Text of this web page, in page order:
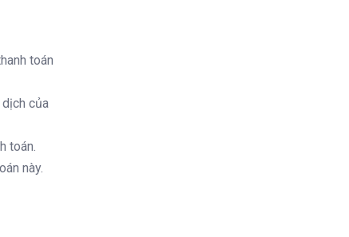
toán
của
toán.
này.